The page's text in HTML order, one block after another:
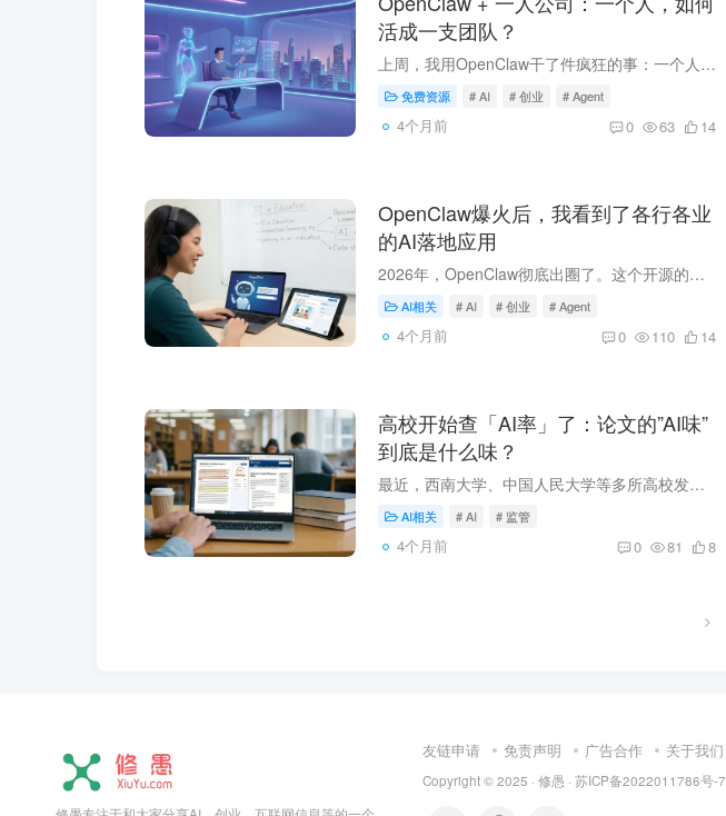
活成一支团队？
上周，我用OpenClaw干了件疯狂的事：一个人，同时运营3个公众号、2个小红书账号、1个知乎专栏，还兼着做社群运营。 你猜怎么着？我只用了2小时，其余时间都在看电影。 这就是一人公司 OpenClaw...
免费资源 # AI # 创业 # Agent
4个月前 0 63 14
OpenClaw爆火后，我看到了各行各业
的AI落地应用
2026年，OpenClaw彻底出圈了。这个开源的个人AI助手，正在悄悄改变各行各业。从教培到企业，从保险到自媒体，几乎每个领域都在用AI干活了。01 教培行业：AI正在取代重复劳动教培行业是AI落地的...
AI相关 # AI # 创业 # Agent
4个月前 0 110 14
高校开始查「AI率」了：论文的”AI味”
到底是什么味？
最近，西南大学、中国人民大学等多所高校发布新规：本科毕业论文要检测AI率了。01 什么是AI率？简单说，就是你的论文有多少是AI写的。AI率太高 = 学术不端各大高校纷纷出台政策：西南大学：本科...
AI相关 # AI # 监管
4个月前 0 81 8
友链申请 免责声明 广告合作 关于我们
Copyright © 2025 · 修愚 · 苏ICP备2022011786号-7